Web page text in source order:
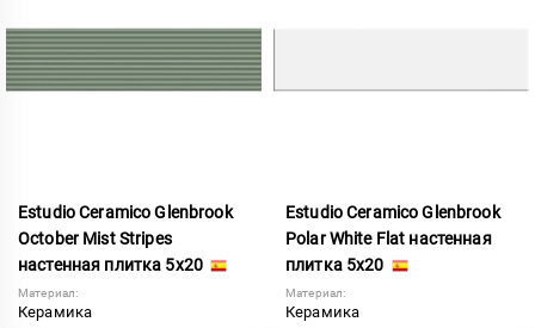
Estudio Ceramico Glenbrook
October Mist Stripes
настенная плитка 5x20
Материал:
Керамика
Estudio Ceramico Glenbrook
Polar White Flat настенная
плитка 5x20
Материал:
Керамика